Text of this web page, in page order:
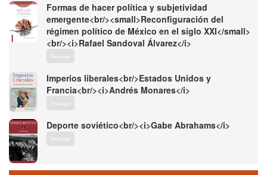
Formas de hacer política y subjetividad
emergente<br/><small>Reconfiguración del
régimen político de México en el siglo XXI</small>
<br/><i>Rafael Sandoval Álvarez</i>
Descargar
Imperios liberales<br/>Estados Unidos y
Francia<br/><i>Andrés Monares</i>
Descargar
Deporte soviético<br/><i>Gabe Abrahams</i>
Descargar